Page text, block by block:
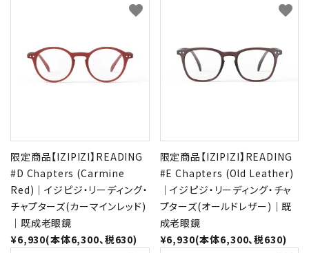
限定商品【IZIPIZI】READING
#D Chapters (Carmine
Red)｜イジピジ・リーディング・
チャプターズ(カーマインレッド)
｜既成老眼鏡
¥6,930(本体6,300、税630)
favorite
限定商品【IZIPIZI】READING
#E Chapters (Old Leather)
｜イジピジ・リーディング・チャ
プターズ(オールドレザー)｜既
成老眼鏡
¥6,930(本体6,300、税630)
favorite